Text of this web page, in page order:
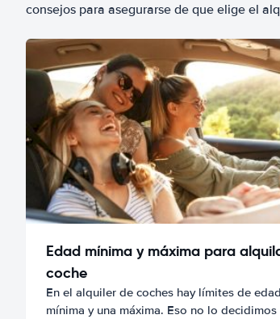
consejos para asegurarse de que elige el
Edad mínima y máxima para
coche
En el alquiler de coches hay límites de
mínima y una máxima. Eso no lo